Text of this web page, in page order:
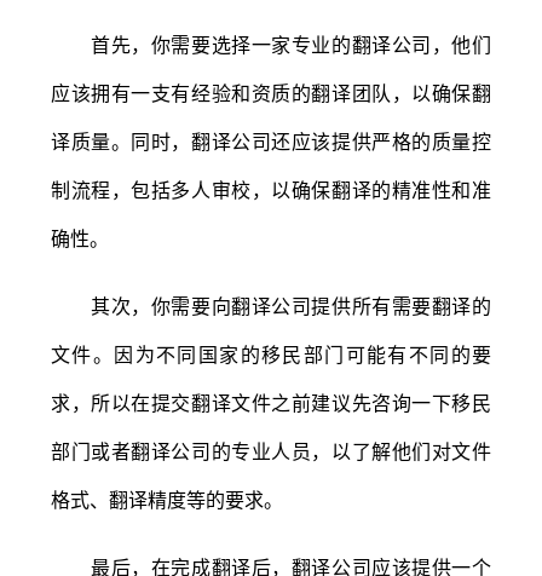
首先，你需要选择一家专业的翻译公司，他们
应该拥有一支有经验和资质的翻译团队，以确保翻
译质量。同时，翻译公司还应该提供严格的质量控
制流程，包括多人审校，以确保翻译的精准性和准
确性。
其次，你需要向翻译公司提供所有需要翻译的
文件。因为不同国家的移民部门可能有不同的要
求，所以在提交翻译文件之前建议先咨询一下移民
部门或者翻译公司的专业人员，以了解他们对文件
格式、翻译精度等的要求。
最后，在完成翻译后，翻译公司应该提供一个